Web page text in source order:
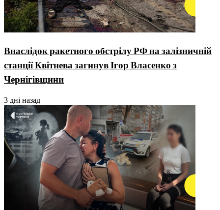
Внаслідок ракетного обстрілу РФ на залізничній
станції Квітнева загинув Ігор Власенко з
Чернігівщини
3 дні назад